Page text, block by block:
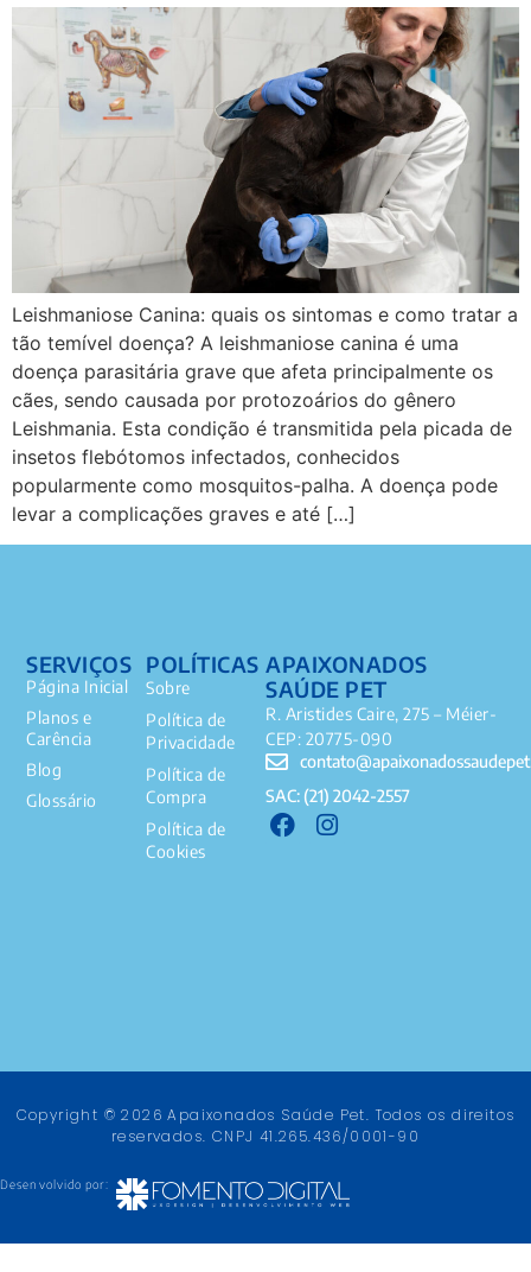
Leishmaniose Canina: quais os sintomas e como tratar a
tão temível doença? A leishmaniose canina é uma
doença parasitária grave que afeta principalmente os
cães, sendo causada por protozoários do gênero
Leishmania. Esta condição é transmitida pela picada de
insetos flebótomos infectados, conhecidos
popularmente como mosquitos-palha. A doença pode
levar a complicações graves e até […]
POLÍTICAS
Sobre
Política de
Privacidade
Política de
Compra
Política de
Cookies
SERVIÇOS
Página Inicial
Planos e
Carência
Blog
Glossário
APAIXONADOS
SAÚDE PET
R. Aristides Caire, 275 – Méier-
CEP: 20775-090
SAC: (21) 2042-2557
Copyright © 2026 Apaixonados Saúde Pet. Todos os direitos
reservados. CNPJ 41.265.436/0001-90
Desenvolvido por: